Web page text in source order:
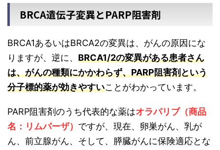
BRCA遺伝子変異とPARP阻害剤
BRCA1あるいはBRCA2の変異は、がんの原因にな
りますが、逆に、 BRCA1/2の変異がある患者さん
は、がんの種類にかかわらず、PARP阻害剤という
分子標的薬が効きやすいことがわかっています。
PARP阻害剤のうち代表的な薬はオラパリブ（商品
名：リムパーザ） ですが、現在、卵巣がん、乳が
ん、前立腺がん、そして、膵臓がんに保険適応とな